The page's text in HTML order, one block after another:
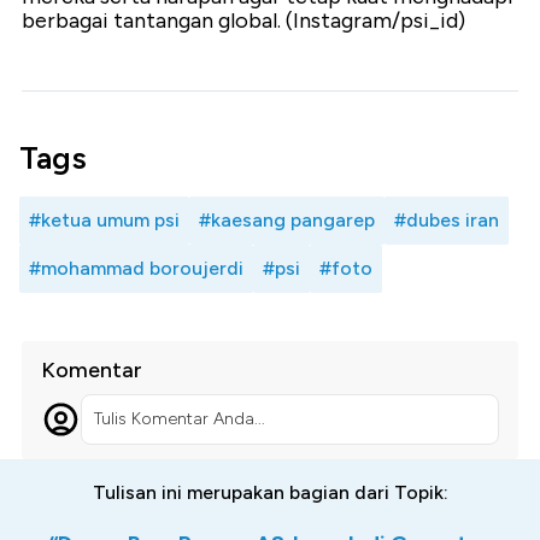
berbagai tantangan global. (Instagram/psi_id)
Tags
#ketua umum psi #kaesang pangarep #dubes iran
#mohammad boroujerdi #psi #foto
Komentar
Tulis Komentar Anda...
Tulisan ini merupakan bagian dari Topik: